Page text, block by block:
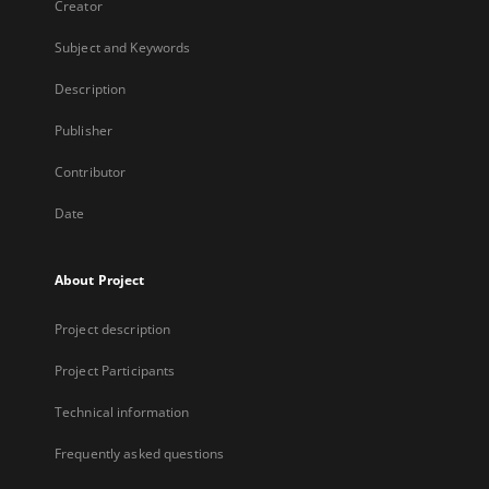
Creator
Subject and Keywords
Description
Publisher
Contributor
Date
About Project
Project description
Project Participants
Technical information
Frequently asked questions